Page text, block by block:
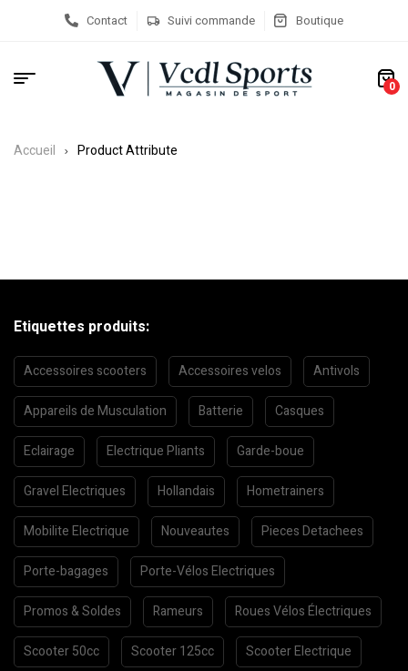
Contact Suivi commande Boutique
0
Accueil Product Attribute
Etiquettes produits:
Accessoires scooters Accessoires velos Antivols
Appareils de Musculation Batterie Casques
Eclairage Electrique Pliants Garde-boue
Gravel Electriques Hollandais Hometrainers
Mobilite Electrique Nouveautes Pieces Detachees
Porte-bagages Porte-Vélos Electriques
Promos & Soldes Rameurs Roues Vélos Électriques
Scooter 50cc Scooter 125cc Scooter Electrique